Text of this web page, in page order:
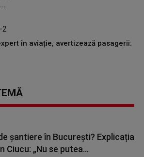
în aviație, avertizează pasagerii:
șantiere în București? Explicația
Ciucu: „Nu se putea...